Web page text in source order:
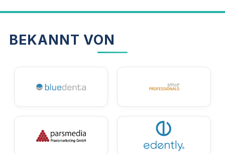
BEKANNT VON